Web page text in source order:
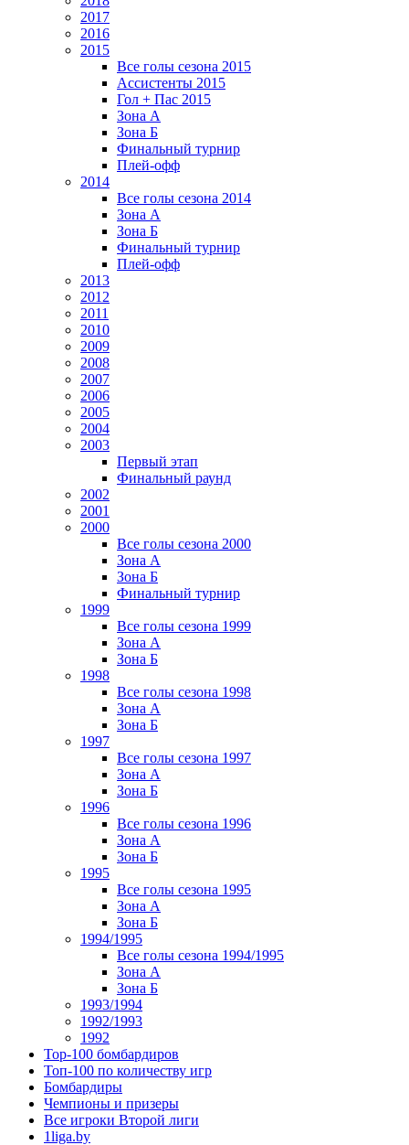
2017
2016
2015
Все голы сезона 2015
Ассистенты 2015
Гол + Пас 2015
Зона А
Зона Б
Финальный турнир
Плей-офф
2014
Все голы сезона 2014
Зона А
Зона Б
Финальный турнир
Плей-офф
2013
2012
2011
2010
2009
2008
2007
2006
2005
2004
2003
Первый этап
Финальный раунд
2002
2001
2000
Все голы сезона 2000
Зона А
Зона Б
Финальный турнир
1999
Все голы сезона 1999
Зона А
Зона Б
1998
Все голы сезона 1998
Зона А
Зона Б
1997
Все голы сезона 1997
Зона А
Зона Б
1996
Все голы сезона 1996
Зона А
Зона Б
1995
Все голы сезона 1995
Зона А
Зона Б
1994/1995
Все голы сезона 1994/1995
Зона А
Зона Б
1993/1994
1992/1993
1992
Top-100 бомбардиров
Топ-100 по количеству игр
Бомбардиры
Чемпионы и призеры
Все игроки Второй лиги
1liga.by